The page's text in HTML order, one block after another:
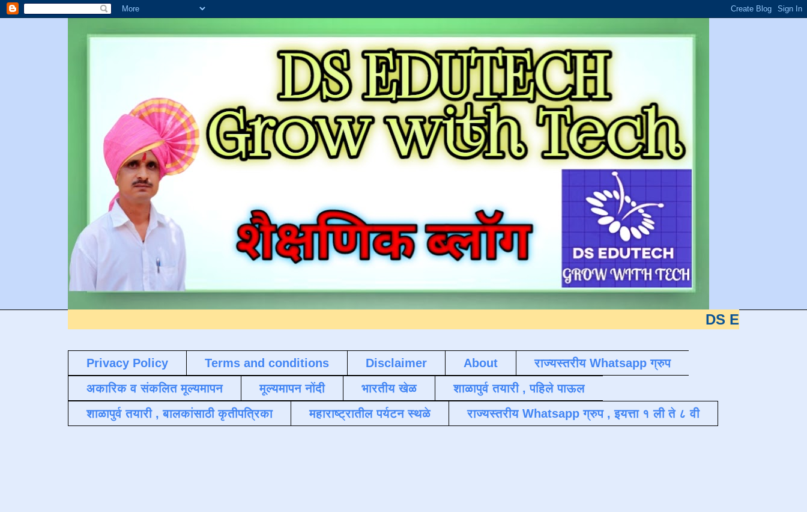
DS EDUTECH
Privacy Policy Terms and conditions Disclaimer About
राज्यस्तरीय Whatsapp ग्रुप
अकारिक व संकलित मूल्यमापन
मूल्यमापन नोंदी भारतीय खेळ
शाळापुर्व तयारी , पहिले पाऊल
शाळापुर्व तयारी , बालकांसाठी कृतीपत्रिका
महाराष्ट्रातील पर्यटन स्थळे राज्यस्तरीय Whatsapp ग्रुप , इयत्ता १ ली ते ८ वी